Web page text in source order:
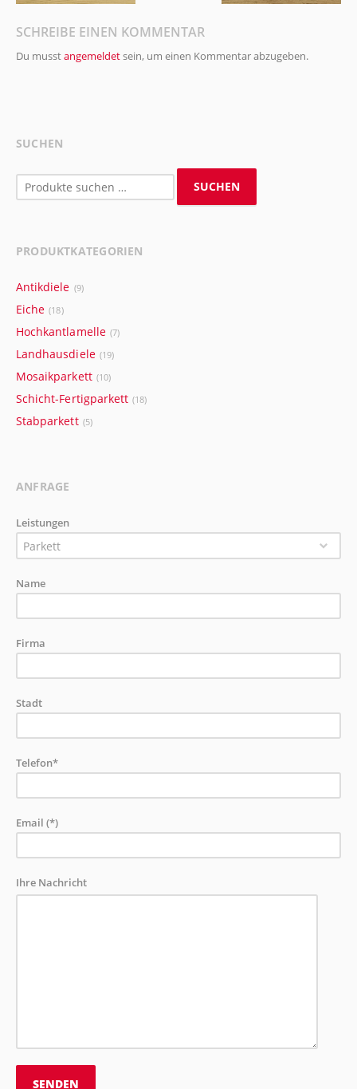
SCHREIBE EINEN KOMMENTAR
Du musstangemeldetsein, um einen Kommentar abzugeben.
SUCHEN
Suchen
nach:
SUCHEN
PRODUKTKATEGORIEN
Antikdiele (9)
Eiche (18)
Hochkantlamelle (7)
Landhausdiele (19)
Mosaikparkett (10)
Schicht-Fertigparkett (18)
Stabparkett (5)
ANFRAGE
Leistungen
Parkett
Name
Firma
Stadt
Telefon*
Email (*)
Ihre Nachricht